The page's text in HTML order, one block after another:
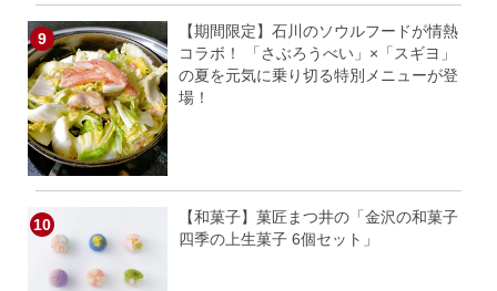
【期間限定】石川のソウルフードが情熱
コラボ！ 「さぶろうべい」×「スギヨ」
の夏を元気に乗り切る特別メニューが登
場！
【和菓子】菓匠まつ井の「金沢の和菓子
四季の上生菓子 6個セット」